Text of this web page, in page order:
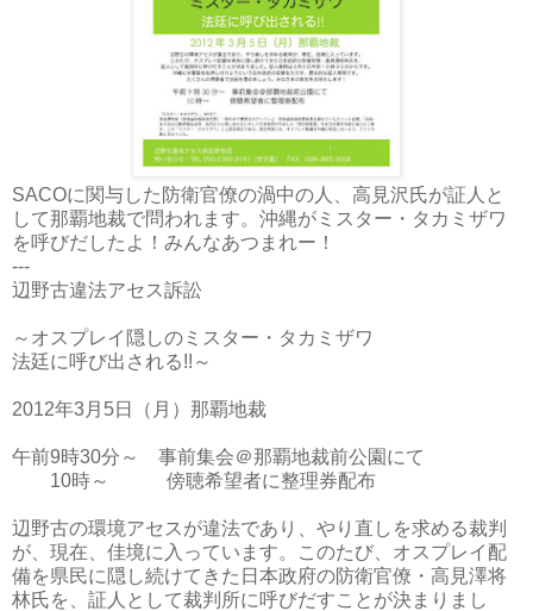
SACOに関与した防衛官僚の渦中の人、高見沢氏が証人と
して那覇地裁で問われます。沖縄がミスター・タカミザワ
を呼びだしたよ！みんなあつまれー！
---
辺野古違法アセス訴訟
～オスプレイ隠しのミスター・タカミザワ
法廷に呼び出される!!～
2012年3月5日（月）那覇地裁
午前9時30分～ 事前集会＠那覇地裁前公園にて
10時～ 傍聴希望者に整理券配布
辺野古の環境アセスが違法であり、やり直しを求める裁判
が、現在、佳境に入っています。このたび、オスプレイ配
備を県民に隠し続けてきた日本政府の防衛官僚・高見澤将
林氏を、証人として裁判所に呼びだすことが決まりまし